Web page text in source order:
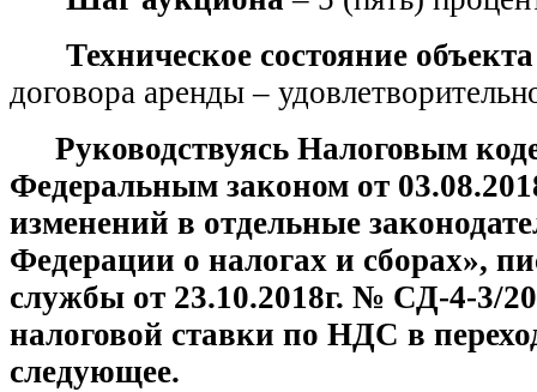
Техническое состояние объекта
договора аренды –
Руководствуясь Налоговым
Федеральным законом от
изменений в отдельные
Федерации о налогах и сборах»,
службы от 23.10.2018г. № СД-4-3/
налоговой ставки по НДС в
следующее.